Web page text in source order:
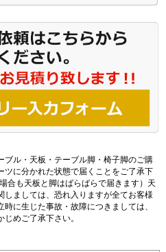
ブル・天板・テーブル脚・椅子脚のご購
ツに分かれた状態で届くことをご了承下
合も天板と脚はばらばらで届きます）天
しましては、恐れ入りますが全てお客様
に生じた事故・故障につきましては、
めご了承下さい。